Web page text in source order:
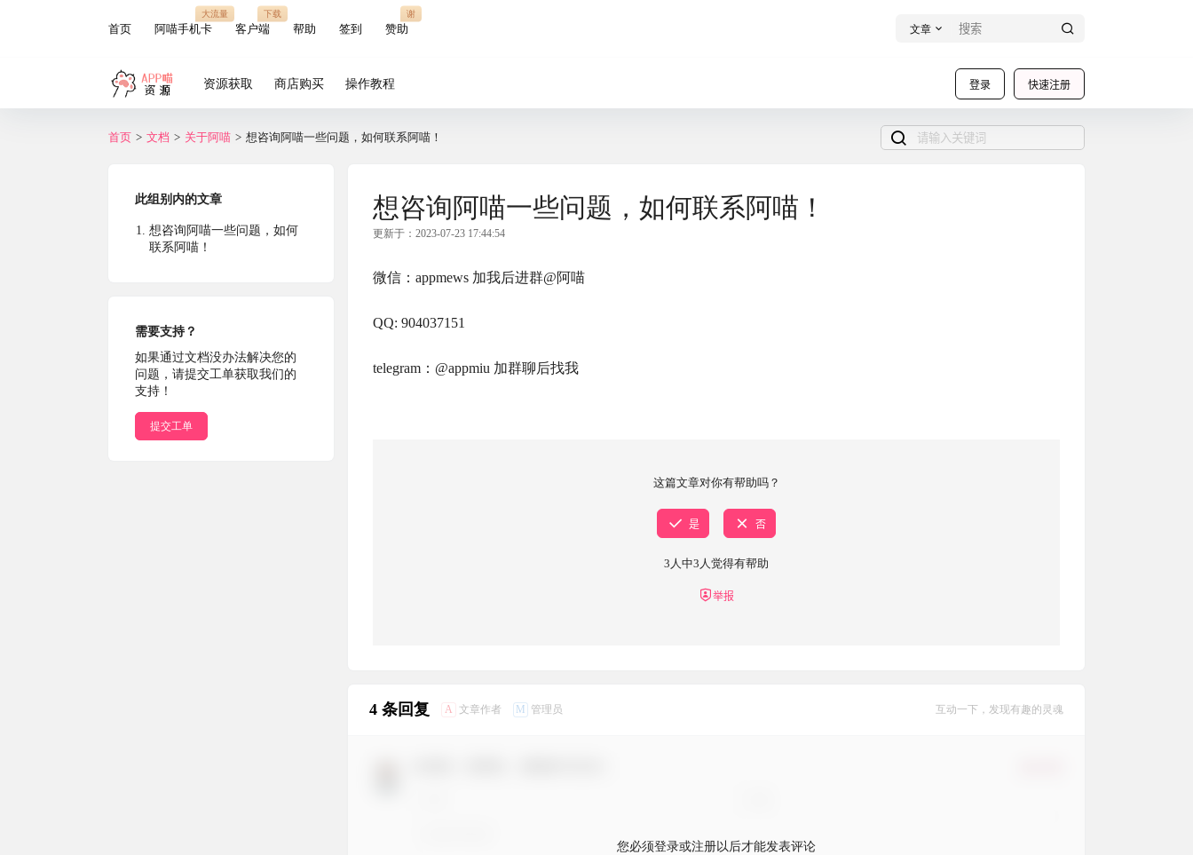
首页 阿喵手机卡
大流量
客户端
下载
帮助 签到 赞助
谢
文章
登录 快速注册
资源获取 商店购买 操作教程
首页 > 文档 > 关于阿喵 > 想咨询阿喵一些问题，如何联系阿喵！
此组别内的文章
想咨询阿喵一些问题，如何
联系阿喵！
需要支持？
如果通过文档没办法解决您的
问题，请提交工单获取我们的
支持！
提交工单
想咨询阿喵一些问题，如何联系阿喵！
更新于：2023-07-23 17:44:54
微信：appmews 加我后进群@阿喵
QQ: 904037151
telegram：@appmiu 加群聊后找我
这篇文章对你有帮助吗？
是 否
3 人中3 人觉得有帮助
举报
4 条回复 A 文章作者 M 管理员 互动一下，发现有趣的灵魂
您必须登录或注册以后才能发表评论